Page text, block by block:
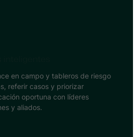
en campo y tableros de riesgo
referir casos y priorizar
oportuna con líderes
y aliados.